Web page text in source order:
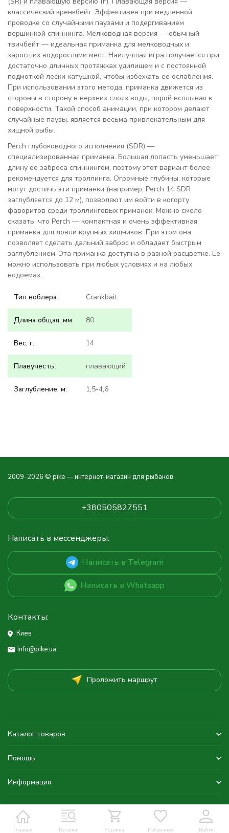
классический кренкбейт. Эффективен при медленной
проводке со случайными паузами и подергиванием
вершинкой спиннинга. Мелководная версия — обычный
твичбейт — идеальная приманка для мелководных и
заросших водорослями мест. Наилучшая игра получается при
достаточно длинных протяжках удилищем и с постоянной
подмоткой лески катушкой, чтобы избежать ее ослабления.
При использовании этого метода, приманка движется из
стороны в сторону в верхних слоях воды, порой всплывая к
поверхности. Такой способ анимации, при котором делают
случайные паузы, является весьма привлекательным для
хищной рыбы.
Perch глубоководного исполнения (SDR) —
специализированная приманка. Большая лопасть уменьшает
длину ее заброса спиннингом, поэтому этот вариант более
рекомендуется для троллинга. Огромные глубины, которые
могут достичь эти приманки (например, Perch 14 SDR
заглубляется до 12 м), позволяют им войти в когорту
фаворитов среди троллинговых приманок. Можно смело
сказать, что Perch — компактная и очень эффективная
приманка для ловли крупных хищников. При этом она
позволяет сделать дальний заброс и обладает быстрым
заглублением. Эта приманка доступна в разной расцветке. Ее
можно использовать при любых условиях и на любых
водоемах.
Тип воблера: Crankbait
Длина общая, мм: 80
Вес, г: 14
Плавучесть: плавающий
Заглубление, м: 1,5-4,6
Главная Каталог Корзина Избранное Войти
2009-2026 © pike — интернет-магазин для рыбаков
+380505827551
Написать в мессенджеры:
Написать в Telegram
Написать в Whatsapp
Контакты:
Киев
info@pike.ua
Проложить маршрут
Каталог товаров
Помощь
Информация